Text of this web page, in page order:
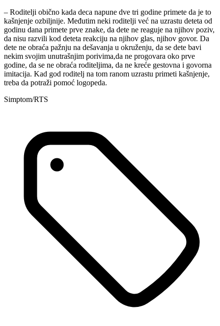
– Roditelji obično kada deca napune dve tri godine primete da je to
kašnjenje ozbiljnije. Međutim neki roditelji već na uzrastu deteta od
godinu dana primete prve znake, da dete ne reaguje na njihov poziv,
da nisu razvili kod deteta reakciju na njihov glas, njihov govor. Da
dete ne obraća pažnju na dešavanja u okruženju, da se dete bavi
nekim svojim unutrašnjim porivima,da ne progovara oko prve
godine, da se ne obraća roditeljima, da ne kreće gestovna i govorna
imitacija. Kad god roditelj na tom ranom uzrastu primeti kašnjenje,
treba da potraži pomoć logopeda.
Simptom/RTS